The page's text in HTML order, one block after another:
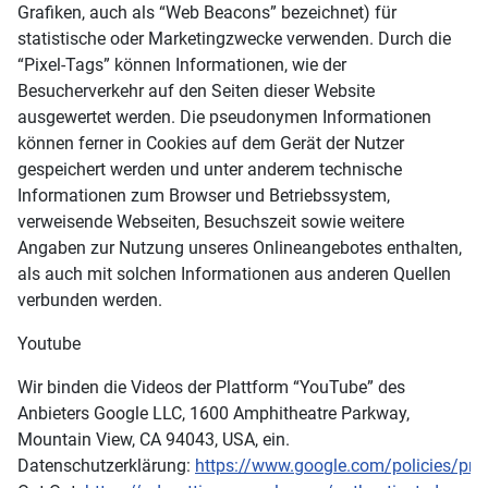
Grafiken, auch als “Web Beacons” bezeichnet) für
statistische oder Marketingzwecke verwenden. Durch die
“Pixel-Tags” können Informationen, wie der
Besucherverkehr auf den Seiten dieser Website
ausgewertet werden. Die pseudonymen Informationen
können ferner in Cookies auf dem Gerät der Nutzer
gespeichert werden und unter anderem technische
Informationen zum Browser und Betriebssystem,
verweisende Webseiten, Besuchszeit sowie weitere
Angaben zur Nutzung unseres Onlineangebotes enthalten,
als auch mit solchen Informationen aus anderen Quellen
verbunden werden.
Youtube
Wir binden die Videos der Plattform “YouTube” des
Anbieters Google LLC, 1600 Amphitheatre Parkway,
Mountain View, CA 94043, USA, ein.
Datenschutzerklärung: https://www.google.com/policies/